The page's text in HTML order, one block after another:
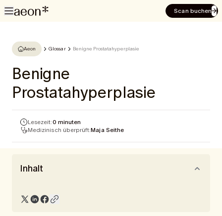
Scan buchen
Aeon Glossar Benigne Prostatahyperplasie
Benigne
Prostatahyperplasie
Lesezeit:0 minuten
Medizinisch überprüft:Maja Seithe
Inhalt